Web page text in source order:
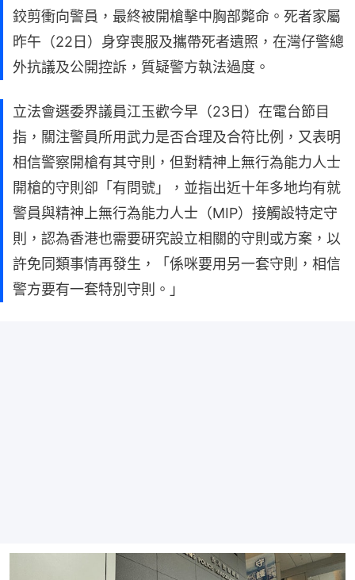
鉸剪衝向警員，最終被開槍擊中胸部斃命。死者家屬
昨午（22日）身穿喪服及攜帶死者遺照，在灣仔警總
外抗議及公開控訴，質疑警方執法過度。
立法會選委界議員江玉歡今早（23日）在電台節目
指，關注警員所用武力是否合理及合符比例，又表明
相信警察開槍有其守則，但對精神上無行為能力人士
開槍的守則卻「有問號」，並指出近十年多地均有就
警員與精神上無行為能力人士（MIP）接觸設特定守
則，認為香港也需要研究設立相關的守則或方案，以
許免同類事情再發生，「係咪要用另一套守則，相信
警方要有一套特別守則。」